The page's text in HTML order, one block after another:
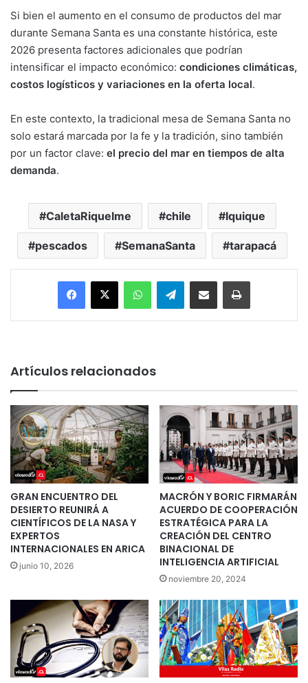
Si bien el aumento en el consumo de productos del mar
durante Semana Santa es una constante histórica, este
2026 presenta factores adicionales que podrían
intensificar el impacto económico: condiciones climáticas,
costos logísticos y variaciones en la oferta local.
En este contexto, la tradicional mesa de Semana Santa no
solo estará marcada por la fe y la tradición, sino también
por un factor clave: el precio del mar en tiempos de alta
demanda.
CaletaRiquelme chile Iquique
pescados SemanaSanta tarapacá
Facebook
X WhatsAppTelegramEnviar vía email Imprimir
Artículos relacionados
GRAN ENCUENTRO DEL
DESIERTO REUNIRÁ A
CIENTÍFICOS DE LA NASA Y
EXPERTOS
INTERNACIONALES EN ARICA
junio 10, 2026
MACRÓN Y BORIC FIRMARÁN
ACUERDO DE COOPERACIÓN
ESTRATÉGICA PARA LA
CREACIÓN DEL CENTRO
BINACIONAL DE
INTELIGENCIA ARTIFICIAL
noviembre 20, 2024